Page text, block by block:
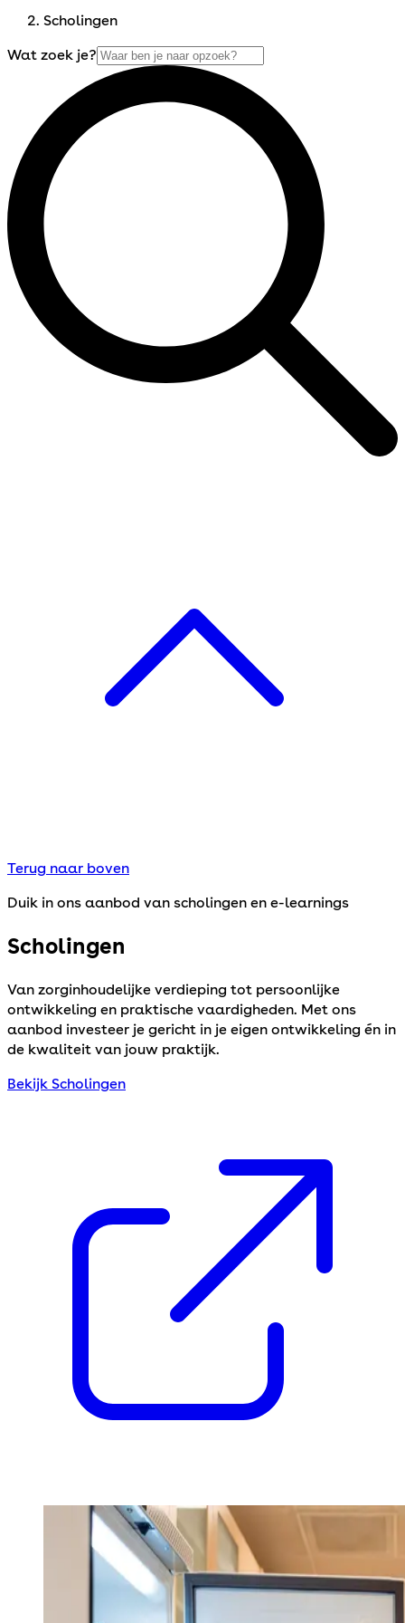
Scholingen
Wat zoek je?
Terug naar boven
Duik in ons aanbod van scholingen en e-learnings
Scholingen
Van zorginhoudelijke verdieping tot persoonlijke
ontwikkeling en praktische vaardigheden. Met ons
aanbod investeer je gericht in je eigen ontwikkeling én in
de kwaliteit van jouw praktijk.
Bekijk Scholingen